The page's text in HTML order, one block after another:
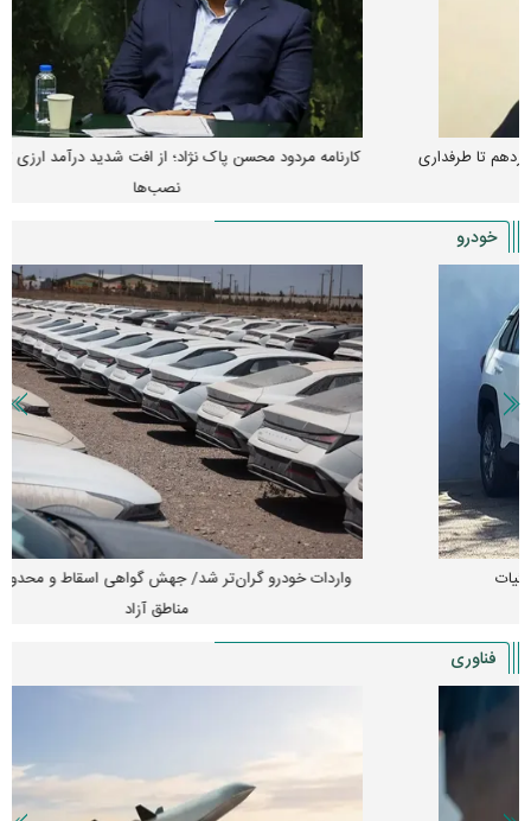
کارنامه مردود محسن پاک‌ نژاد؛ از افت شدید درآمد ارزی تا بازی با عزل و
خودرو
واردات خودرو گران‌تر شد/ جهش گواهی اسقاط و محدودیت جدید در
فناوری